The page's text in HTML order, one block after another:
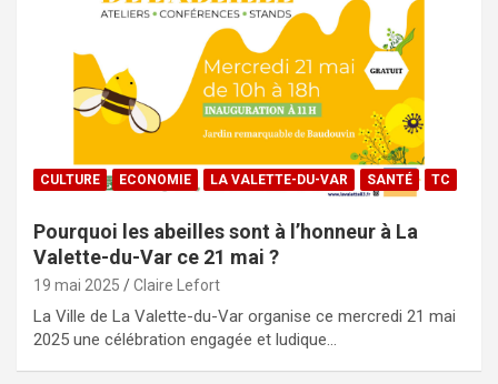
CULTURE ECONOMIE LA VALETTE-DU-VAR SANTÉ TC
Pourquoi les abeilles sont à l’honneur à La
Valette-du-Var ce 21 mai ?
19 mai 2025 Claire Lefort
La Ville de La Valette-du-Var organise ce mercredi 21 mai
2025 une célébration engagée et ludique…